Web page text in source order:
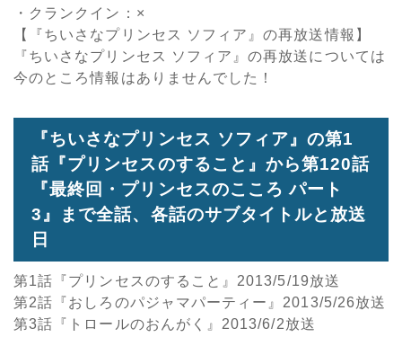
・クランクイン：×
【『ちいさなプリンセス ソフィア』の再放送情報】
『ちいさなプリンセス ソフィア』の再放送については
今のところ情報はありませんでした！
『ちいさなプリンセス ソフィア』の第1
話『プリンセスのすること』から第120話
『最終回・プリンセスのこころ パート
3』まで全話、各話のサブタイトルと放送
日
第1話『プリンセスのすること』2013/5/19放送
第2話『おしろのパジャマパーティー』2013/5/26放送
第3話『トロールのおんがく』2013/6/2放送